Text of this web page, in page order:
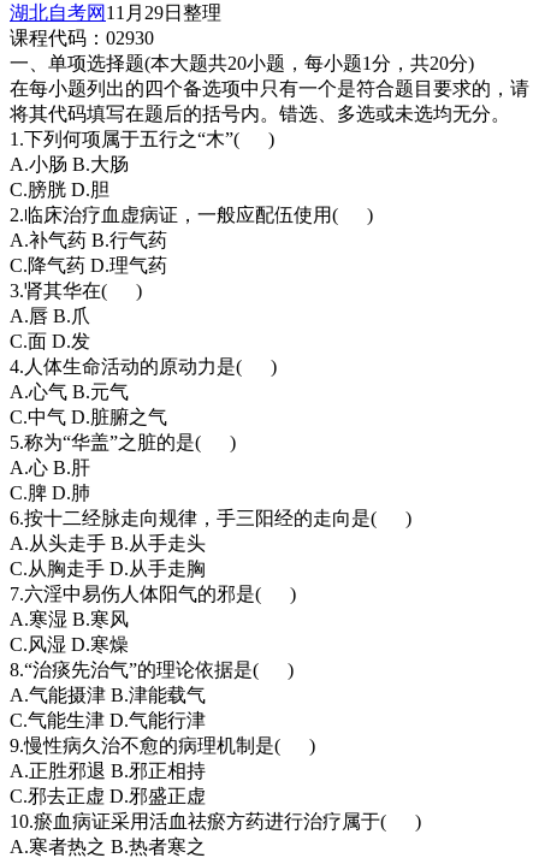
湖北自考网 11月29日整理
课程代码：02930
一、单项选择题(本大题共20小题，每小题1分，共20分)
在每小题列出的四个备选项中只有一个是符合题目要求的，请
将其代码填写在题后的括号内。错选、多选或未选均无分。
1.下列何项属于五行之“木”( )
A.小肠 B.大肠
C.膀胱 D.胆
2.临床治疗血虚病证，一般应配伍使用( )
A.补气药 B.行气药
C.降气药 D.理气药
3.肾其华在( )
A.唇 B.爪
C.面 D.发
4.人体生命活动的原动力是( )
A.心气 B.元气
C.中气 D.脏腑之气
5.称为“华盖”之脏的是( )
A.心 B.肝
C.脾 D.肺
6.按十二经脉走向规律，手三阳经的走向是( )
A.从头走手 B.从手走头
C.从胸走手 D.从手走胸
7.六淫中易伤人体阳气的邪是( )
A.寒湿 B.寒风
C.风湿 D.寒燥
8.“治痰先治气”的理论依据是( )
A.气能摄津 B.津能载气
C.气能生津 D.气能行津
9.慢性病久治不愈的病理机制是( )
A.正胜邪退 B.邪正相持
C.邪去正虚 D.邪盛正虚
10.瘀血病证采用活血祛瘀方药进行治疗属于( )
A.寒者热之 B.热者寒之